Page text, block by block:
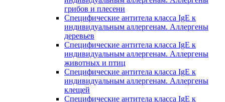
грибов и плесени
Специфические антитела класса IgE к
индивидуальным аллергенам. Аллергены
деревьев
Специфические антитела класса IgE к
индивидуальным аллергенам. Аллергены
животных и птиц
Специфические антитела класса IgE к
индивидуальным аллергенам. Аллергены
клещей
Специфические антитела класса IgE к